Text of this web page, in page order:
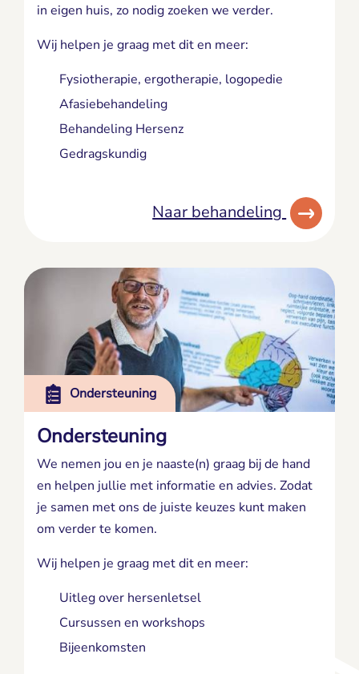
in eigen huis, zo nodig zoeken we verder.
Wij helpen je graag met dit en meer:
Fysiotherapie, ergotherapie, logopedie
Afasiebehandeling
Behandeling Hersenz
Gedragskundig
Naar behandeling
Ondersteuning
Ondersteuning
We nemen jou en je naaste(n) graag bij de hand
en helpen jullie met informatie en advies. Zodat
je samen met ons de juiste keuzes kunt maken
om verder te komen.
Wij helpen je graag met dit en meer:
Uitleg over hersenletsel
Cursussen en workshops
Bijeenkomsten